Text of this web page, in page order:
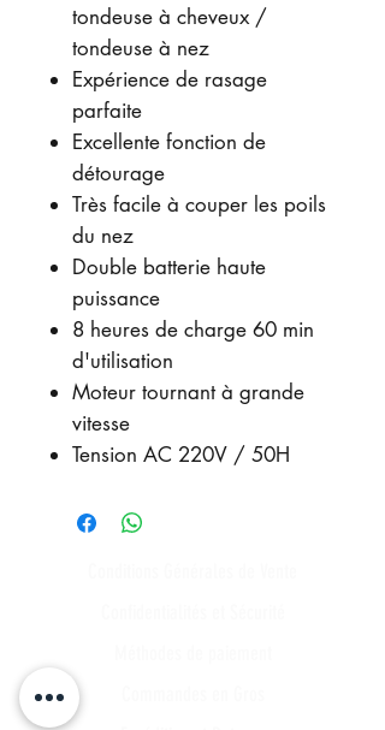
tondeuse à cheveux /
tondeuse à nez
Expérience de rasage
parfaite
Excellente fonction de
détourage
Très facile à couper les poils
du nez
Double batterie haute
puissance
8 heures de charge 60 min
d'utilisation
Moteur tournant à grande
vitesse
Tension AC 220V / 50H